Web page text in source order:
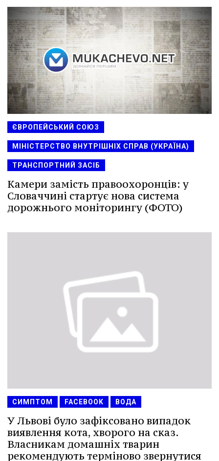
ЄВРОПЕЙСЬКИЙ СОЮЗ
МІНІСТЕРСТВО ВНУТРІШНІХ СПРАВ (УКРАЇНА)
ТРАНСПОРТНИЙ ЗАСІБ
Камери замість правоохоронців: у
Словаччині стартує нова система
дорожнього моніторингу (ФОТО)
СИМПТОМ FACEBOOK ВОДА
У Львові було зафіксовано випадок
виявлення кота, хворого на сказ.
Власникам домашніх тварин
рекомендують терміново звернутися